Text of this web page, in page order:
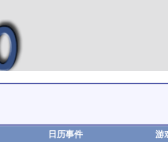
日历事件 游